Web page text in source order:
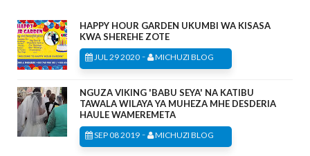
HAPPY HOUR GARDEN UKUMBI WA KISASA
KWA SHEREHE ZOTE
JUL 29 2020 - MICHUZI BLOG
NGUZA VIKING 'BABU SEYA' NA KATIBU
TAWALA WILAYA YA MUHEZA MHE DESDERIA
HAULE WAMEREMETA
SEP 08 2019 - MICHUZI BLOG